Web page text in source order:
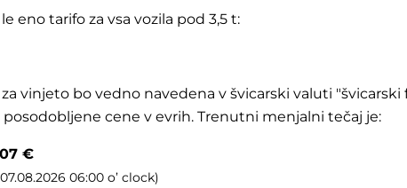
eno tarifo za vsa vozila pod 3,5 t:
vinjeto bo vedno navedena v švicarski valuti "švicarski
cene v evrih. Trenutni menjalni tečaj je:
€
06:00 o’ clock)